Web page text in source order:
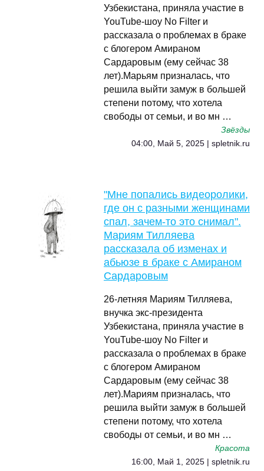
Узбекистана, приняла участие в
YouTube-шоу No Filter и
рассказала о проблемах в браке
с блогером Амираном
Сардаровым (ему сейчас 38
лет).Марьям призналась, что
решила выйти замуж в большей
степени потому, что хотела
свободы от семьи, и во мн …
Звёзды
04:00, Май 5, 2025 | spletnik.ru
"Мне попались видеоролики,
где он с разными женщинами
спал, зачем-то это снимал".
Мариям Тилляева
рассказала об изменах и
абьюзе в браке с Амираном
Сардаровым
26-летняя Мариям Тилляева,
внучка экс-президента
Узбекистана, приняла участие в
YouTube-шоу No Filter и
рассказала о проблемах в браке
с блогером Амираном
Сардаровым (ему сейчас 38
лет).Мариям призналась, что
решила выйти замуж в большей
степени потому, что хотела
свободы от семьи, и во мн …
Красота
16:00, Май 1, 2025 | spletnik.ru